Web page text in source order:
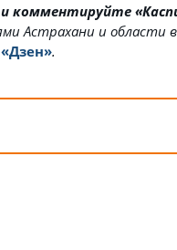
комментируйте
Астрахани и области в
«Дзен».